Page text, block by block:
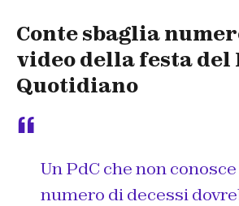
Conte sbaglia
video della festa del
Quotidiano
Un PdC che non
numero di decessi